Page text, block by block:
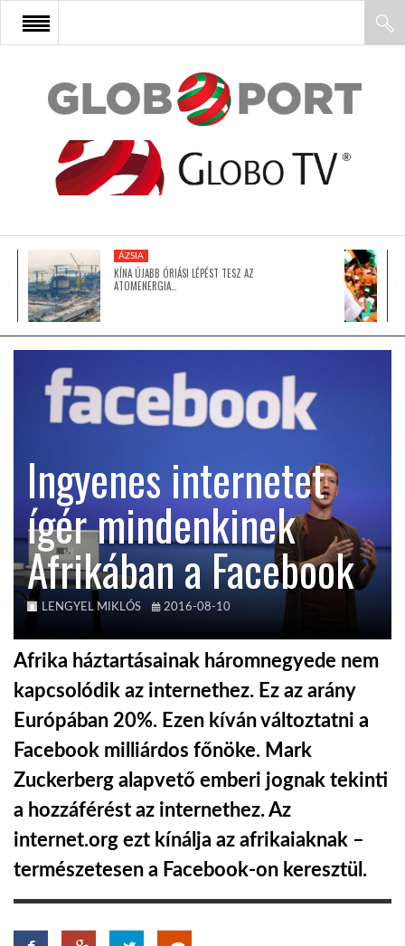
FŐOLDAL
AFRIKA
ÁZSIA
LATIN-AMERIKA
AUSZTRÁLIA
A VILÁG ITTHON
GLOBOTV BP
HÍR3D
TROPICALMAGAZIN
GLOBOTV
ÁZSIA
KÍNA ÚJABB ÓRIÁSI LÉPÉST TESZ AZ
ATOMENERGIA…
Ingyenes internetet
ígér mindenkinek
Afrikában a Facebook
LENGYEL MIKLÓS 2016-08-10
Afrika háztartásainak háromnegyede nem
kapcsolódik az internethez. Ez az arány
Európában 20%. Ezen kíván változtatni a
Facebook milliárdos főnöke. Mark
Zuckerberg alapvető emberi jognak tekinti
a hozzáférést az internethez. Az
internet.org ezt kínálja az afrikaiaknak –
természetesen a Facebook-on keresztül.